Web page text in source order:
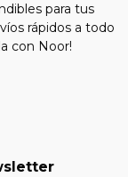
para tus
rápidos a todo
con Noor!